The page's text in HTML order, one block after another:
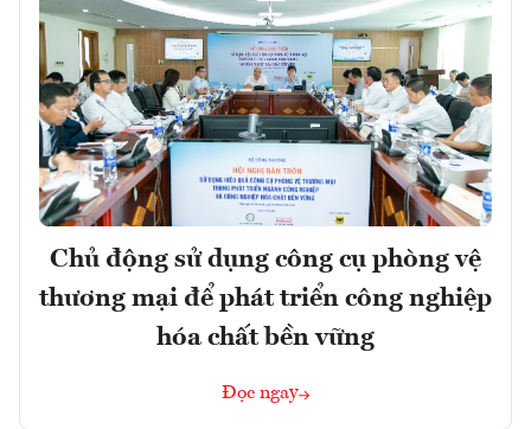
Chủ động sử dụng công cụ phòng vệ
thương mại để phát triển công nghiệp
hóa chất bền vững
Đọc ngay